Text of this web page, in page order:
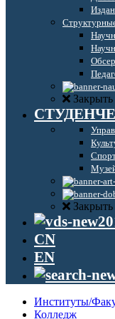
Закрыть
Закрыть
CN
EN
Институты/
Колледж